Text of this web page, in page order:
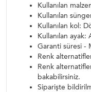
Kullanılan
Kullanılan
Kullanılan kol:
Kullanılan ayak:
Garanti süresi -
Renk
Renk
bakabilirsiniz.
Siparişte